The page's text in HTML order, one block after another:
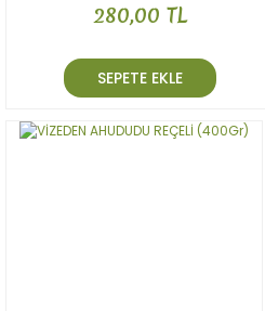
280,00 TL
SEPETE EKLE